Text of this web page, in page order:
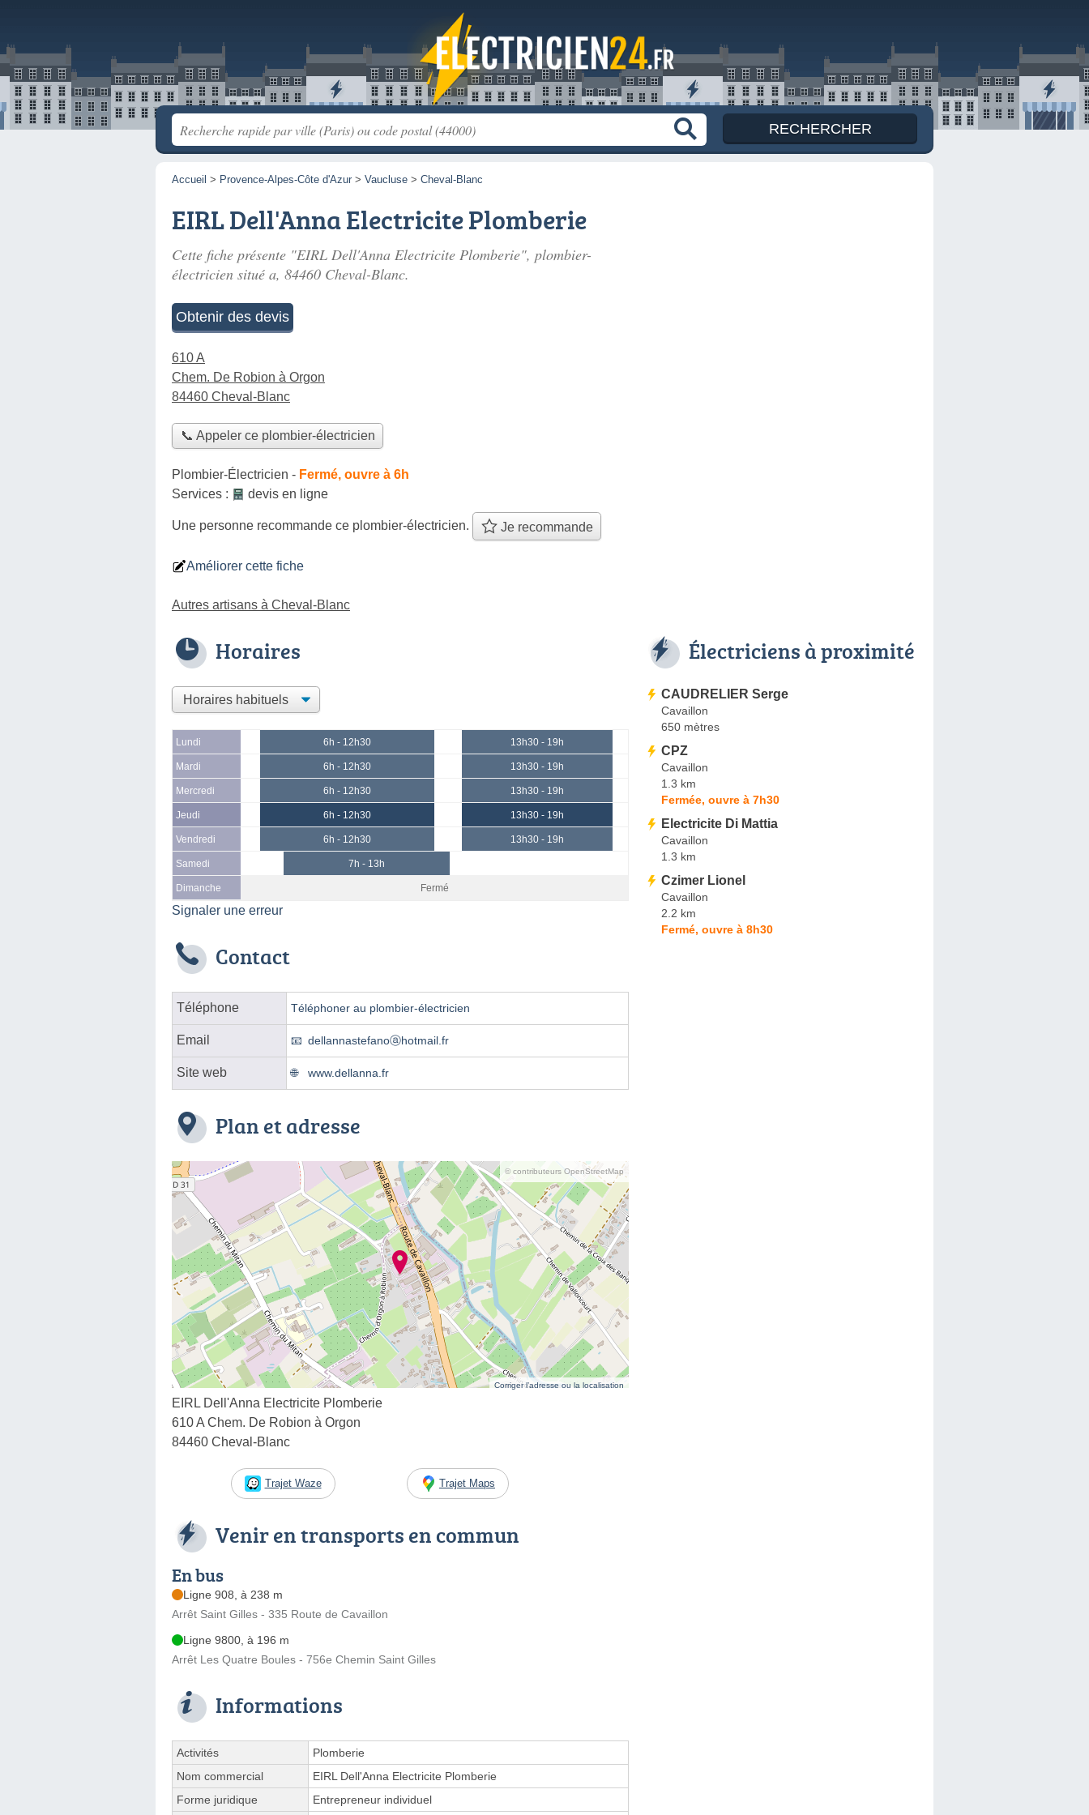
Accueil > Provence-Alpes-Côte d'Azur > Vaucluse > Cheval-Blanc
EIRL Dell'Anna Electricite Plomberie
Cette fiche présente "EIRL Dell'Anna Electricite Plomberie", plombier-
électricien situé a, 84460 Cheval-Blanc.
Obtenir des devis
610 A
Chem. De Robion à Orgon
84460 Cheval-Blanc
📞 Appeler ce plombier-électricien
Plombier-Électricien - Fermé, ouvre à 6h
Services :
devis en ligne
Une personne recommande ce plombier-électricien. Je recommande
Améliorer cette fiche
Autres artisans à Cheval-Blanc
Horaires
Lundi 6h - 12h30 13h30 - 19h
Mardi 6h - 12h30 13h30 - 19h
Mercredi 6h - 12h30 13h30 - 19h
Jeudi 6h - 12h30 13h30 - 19h
Vendredi 6h - 12h30 13h30 - 19h
Samedi 7h - 13h
Dimanche Fermé
Signaler une erreur
Contact
Téléphone Téléphoner au plombier-électricien
Email dellannastefanoⓐhotmail.fr
Site web www.dellanna.fr
Plan et adresse
© contributeurs OpenStreetMap
Corriger l’adresse ou la localisation
EIRL Dell'Anna Electricite Plomberie
610 A Chem. De Robion à Orgon
84460 Cheval-Blanc
Trajet Waze Trajet Maps
Venir en transports en commun
En bus
Ligne 908, à 238 m
Arrêt Saint Gilles - 335 Route de Cavaillon
Ligne 9800, à 196 m
Arrêt Les Quatre Boules - 756e Chemin Saint Gilles
Informations
Activités
Plomberie
Nom commercial
EIRL Dell'Anna Electricite Plomberie
Forme juridique
Entrepreneur individuel
Électriciens à proximité
CAUDRELIER Serge
Cavaillon
650 mètres
CPZ
Cavaillon
1.3 km
Fermée, ouvre à 7h30
Electricite Di Mattia
Cavaillon
1.3 km
Czimer Lionel
Cavaillon
2.2 km
Fermé, ouvre à 8h30